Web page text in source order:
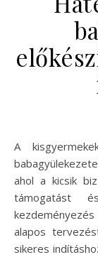
A kisgyermekek és családjaik számára létrehozott
ahol a kicsik
támogatást
alapos
sikeres